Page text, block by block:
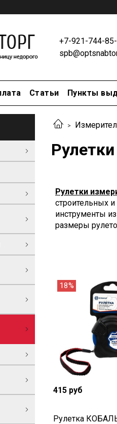
+7-921-744-
Статьи Пункты
Рулетки
Рулетки
строительных
инструменты
размеры
18%
415 руб
Рулетка